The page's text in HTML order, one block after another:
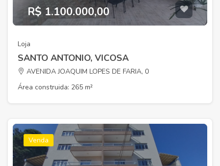
R$ 1.100.000,00
Loja
SANTO ANTONIO, VICOSA
AVENIDA JOAQUIM LOPES DE FARIA, 0
Área construida: 265 m²
Venda